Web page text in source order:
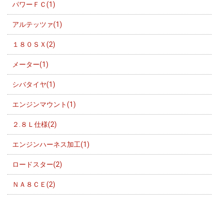
パワーＦＣ(1)
アルテッツァ(1)
１８０ＳＸ(2)
メーター(1)
シバタイヤ(1)
エンジンマウント(1)
２.８Ｌ仕様(2)
エンジンハーネス加工(1)
ロードスター(2)
ＮＡ８ＣＥ(2)